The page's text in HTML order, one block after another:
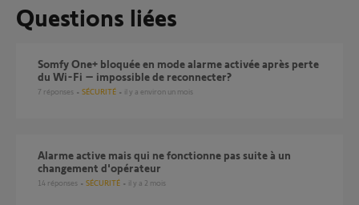
Questions liées
Somfy One+ bloquée en mode alarme activée après perte
du Wi-Fi – impossible de reconnecter?
7 réponses SÉCURITÉ il y a environ un mois
Alarme active mais qui ne fonctionne pas suite à un
changement d'opérateur
14 réponses SÉCURITÉ il y a 2 mois